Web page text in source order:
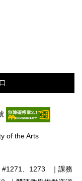
of the Arts
#1271、1273 ｜ 課務